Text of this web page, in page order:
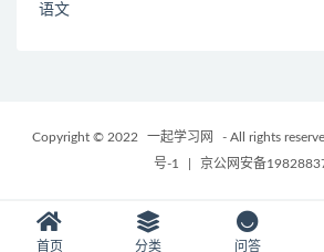
语文
Copyright © 2022 一起学习网 - All rights
号-1
京公网安备
首页 分类 问答